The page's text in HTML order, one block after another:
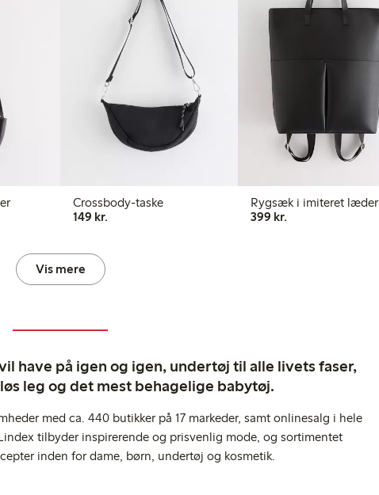
Crossbody-taske
149 kr.
Rygsæk i imiteret læder
399 kr.
Vis mere
have på igen og igen, undertøj til alle livets faser,
leg og det mest behagelige babytøj.
med ca. 440 butikker på 17 markeder, samt onlinesalg i hele
tilbyder inspirerende og prisvenlig mode, og sortimentet
inden for dame, børn, undertøj og kosmetik.